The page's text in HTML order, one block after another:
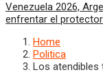
Venezuela 2026,
enfrentar el
Home
Politica
Los atendibles